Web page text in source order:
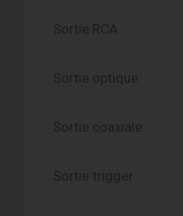
Sortie RCA
Sortie optique
Sortie coaxiale
Sortie trigger